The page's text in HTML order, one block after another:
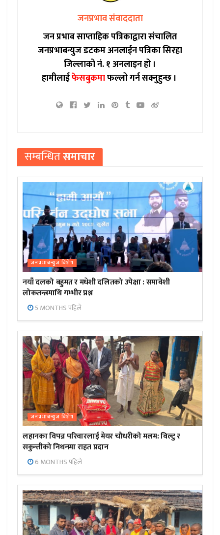
जनप्रभाव संवाददाता
जन प्रभाब साप्ताहिक पत्रिकाद्वारा संचालित
जनप्रभाबन्युज डटकम अनलाईन पत्रिका सिरहा
जिल्लाको नं. १ अनलाइन हो ।
हामीलाईफेसबुकमाफल्लो गर्न सक्नुहुन्छ ।
सम्बन्धितसमाचार
जनप्रभाबन्युज विशेष
नयाँ दलको बहुमत र मधेशी दलितको उपेक्षा : समावेशी
लोकतन्त्रमाथि गम्भीर प्रश्न
5 MONTHS पहिले
जनप्रभाबन्युज विशेष
लहानका विपन्न परिवारलाई मेयर चौधरीको मलम: विल्टु र
सकुन्तीको निधनमा राहत प्रदान
6 MONTHS पहिले